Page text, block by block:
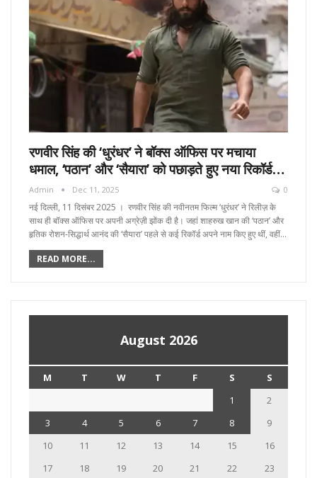
रणवीर सिंह की ‘धुरंधर’ ने बॉक्स ऑफिस पर मचाया
धमाल, ‘पठान’ और ‘सैयारा’ को पछाड़ते हुए नया रिकॉर्ड…
Admin Dec 11, 2025 0
नई दिल्ली, 11 दिसंबर 2025 । रणवीर सिंह की नवीनतम फिल्म ‘धुरंधर’ ने रिलीज़ के
साथ ही बॉक्स ऑफिस पर अपनी अग्रेज़ी झोंक दी है। जहां शाहरुख खान की ‘पठान’ और
हृतिक रोशन-सिद्धार्थ आनंद की ‘सैयारा’ पहले से कई रिकॉर्ड अपने नाम किए हुए थीं, वहीं…
READ MORE...
August 2026
M T W T F S
S
1
2
3
4 5 6 7 8
9
10
11 12 13 14 15
16
17
18 19 20 21 22
23